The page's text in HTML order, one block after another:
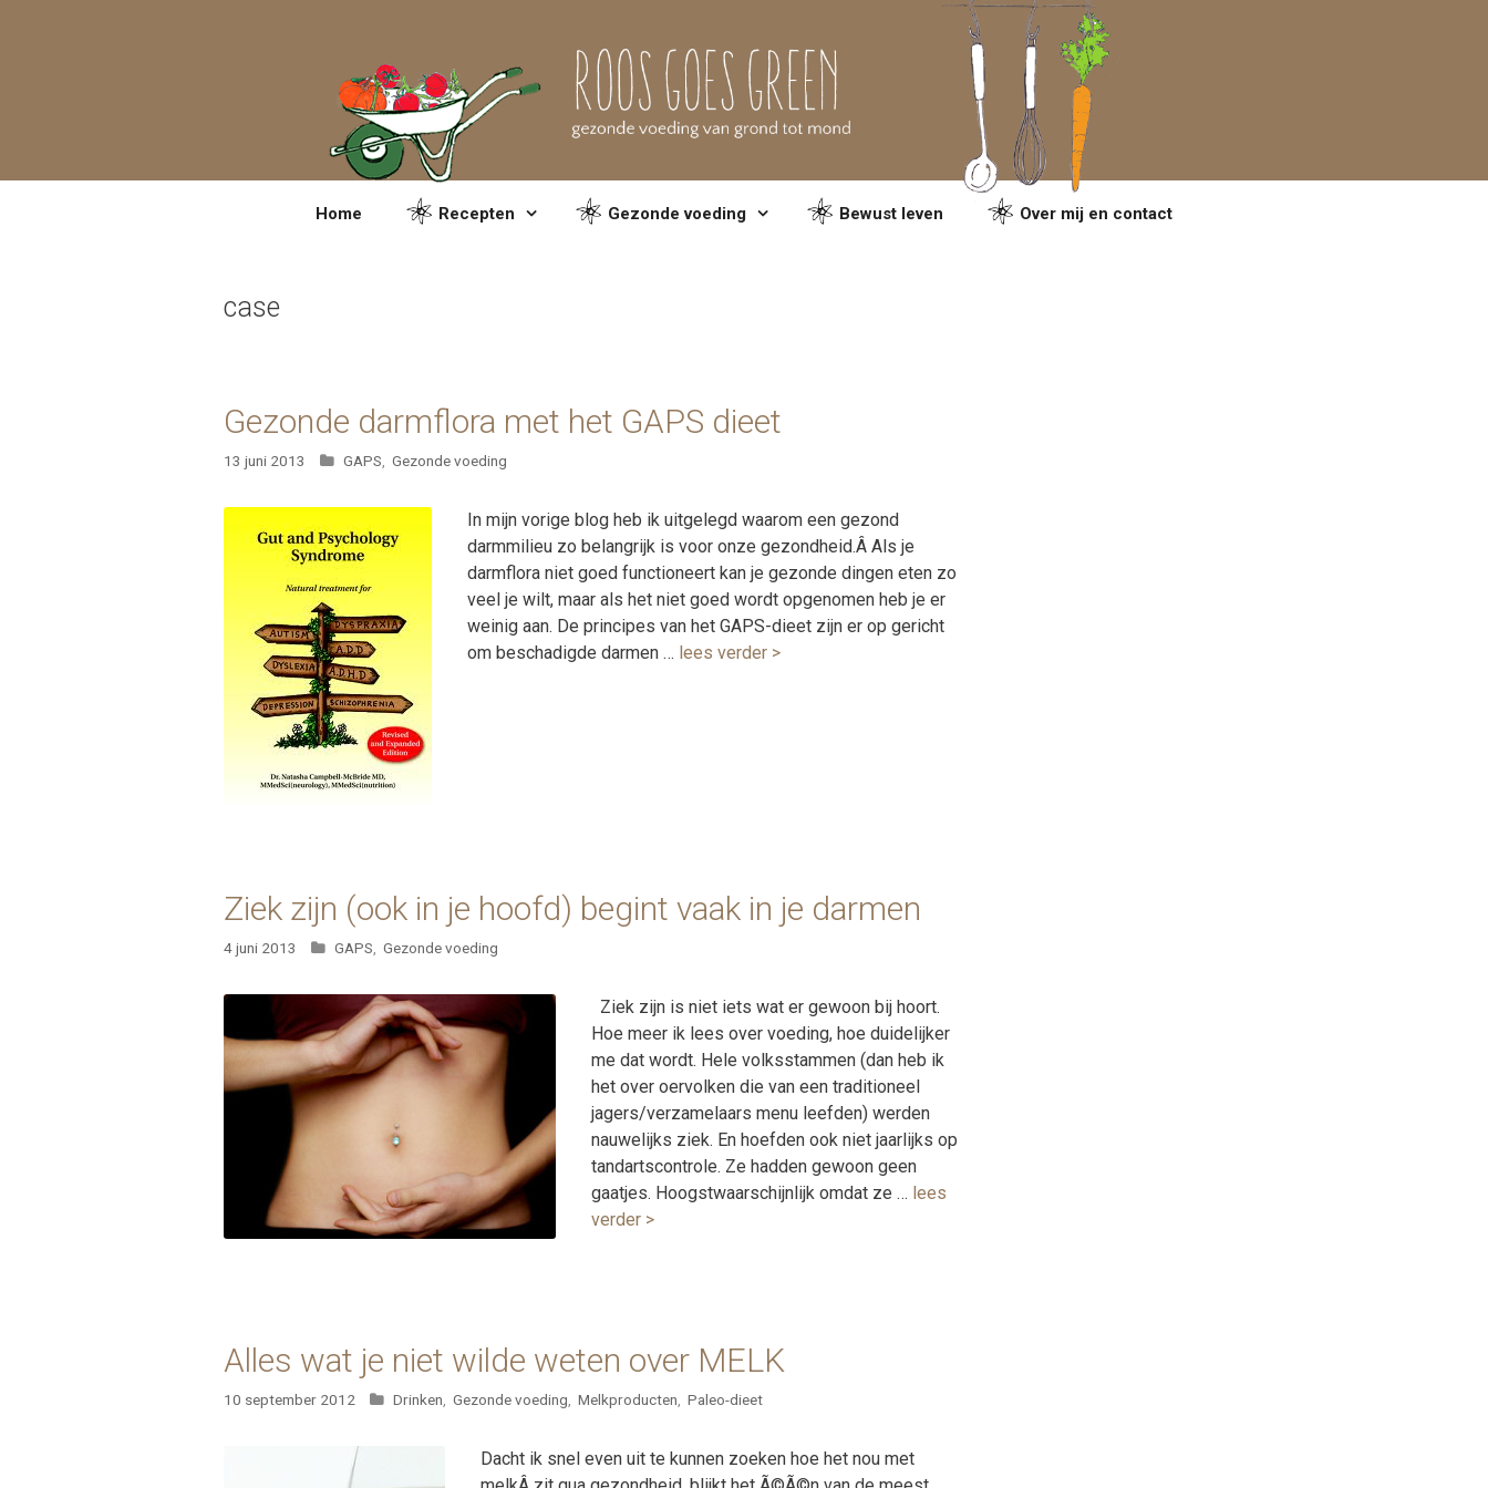
Home Recepten Gezonde voeding Bewust leven Over mij en contact
case
Gezonde darmflora met het GAPS dieet
13 juni 2013 Categorieën
GAPS, Gezonde voeding
In mijn vorige blog heb ik uitgelegd waarom een gezond
darmmilieu zo belangrijk is voor onze gezondheid.Â Als je
darmflora niet goed functioneert kan je gezonde dingen eten zo
veel je wilt, maar als het niet goed wordt opgenomen heb je er
weinig aan. De principes van het GAPS-dieet zijn er op gericht
om beschadigde darmen … lees verder >
Ziek zijn (ook in je hoofd) begint vaak in je darmen
4 juni 2013 Categorieën
GAPS Gezonde voeding
Ziek zijn is niet iets wat er gewoon bij hoort.
Hoe meer ik lees over voeding, hoe duidelijker
me dat wordt. Hele volksstammen (dan heb ik
het over oervolken die van een traditioneel
jagers/verzamelaars menu leefden) werden
nauwelijks ziek. En hoefden ook niet jaarlijks op
tandartscontrole. Ze hadden gewoon geen
gaatjes. Hoogstwaarschijnlijk omdat ze … lees
verder >
Alles wat je niet wilde weten over MELK
10 september 2012 Categorieën
Drinken Gezonde voeding Melkproducten Paleo-dieet
Dacht ik snel even uit te kunnen zoeken hoe het nou met